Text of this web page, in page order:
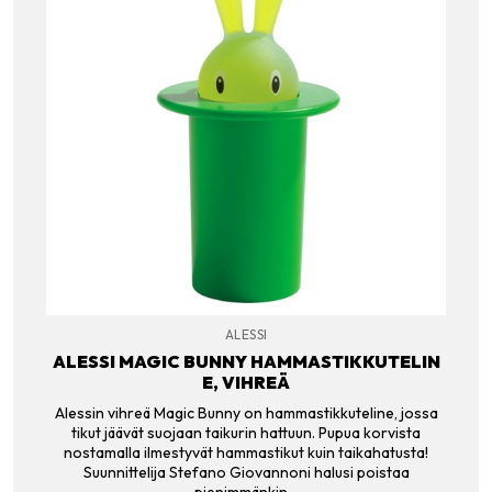
ALESSI
ALESSI MAGIC BUNNY HAMMASTIKKUTELIN
E, VIHREÄ
Alessin vihreä Magic Bunny on hammastikkuteline, jossa
tikut jäävät suojaan taikurin hattuun. Pupua korvista
nostamalla ilmestyvät hammastikut kuin taikahatusta!
Suunnittelija Stefano Giovannoni halusi poistaa